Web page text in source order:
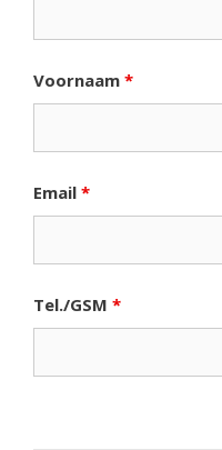
Voornaam *
Email *
Tel./GSM *